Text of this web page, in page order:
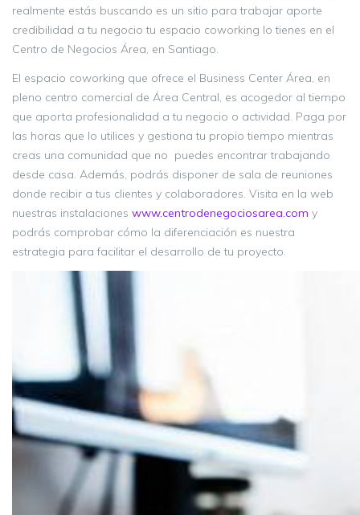
realmente estás buscando es un sitio para trabajar aporte
credibilidad a tu negocio tu espacio coworking lo tienes en el
Centro de Negocios Área, en Santiago.
El espacio coworking que ofrece el Business Center Área, en
pleno centro comercial de Área Central, es acogedor al tiempo
que aporta profesionalidad a tu negocio o actividad. Paga por
las horas que lo utilices y gestiona tu propio tiempo mientras
creas una comunidad que no puedes encontrar trabajando
desde casa. Además, podrás disponer de sala de reuniones
donde recibir a tus clientes y colaboradores. Visita en la web
nuestras instalaciones www.centrodenegociosarea.com y
podrás comprobar cómo la diferenciación es nuestra
estrategia para facilitar el desarrollo de tu proyecto.